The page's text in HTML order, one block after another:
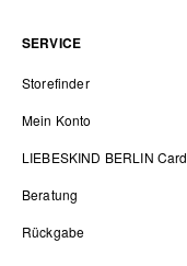
SERVICE
Storefinder
Mein Konto
LIEBESKIND BERLIN Card
Beratung
Rückgabe